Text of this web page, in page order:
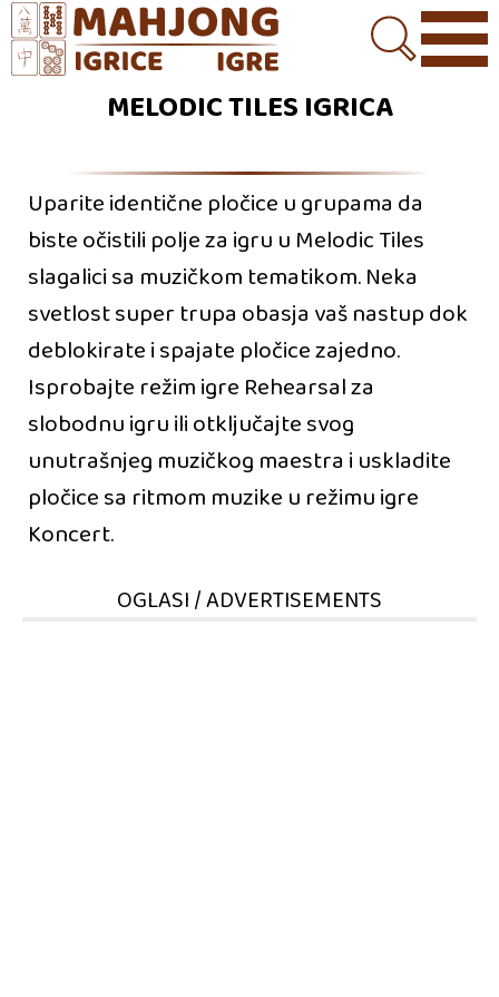
MELODIC TILES IGRICA
Uparite identične pločice u grupama da
biste očistili polje za igru u Melodic Tiles
slagalici sa muzičkom tematikom. Neka
svetlost super trupa obasja vaš nastup dok
deblokirate i spajate pločice zajedno.
Isprobajte režim igre Rehearsal za
slobodnu igru ili otključajte svog
unutrašnjeg muzičkog maestra i uskladite
pločice sa ritmom muzike u režimu igre
Koncert.
OGLASI / ADVERTISEMENTS